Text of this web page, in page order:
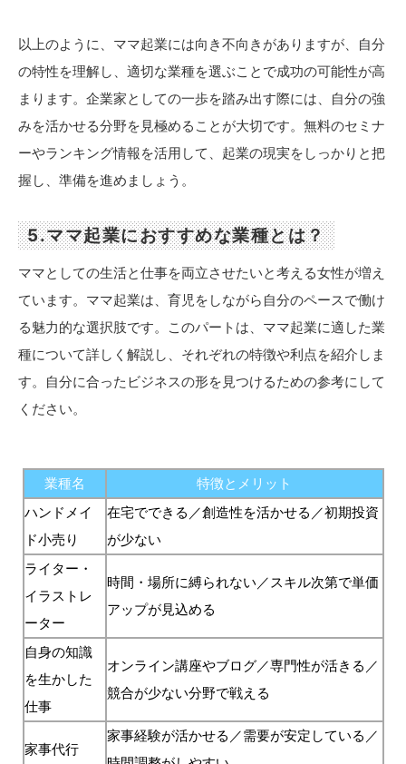
以上のように、ママ起業には向き不向きがありますが、自分
の特性を理解し、適切な業種を選ぶことで成功の可能性が高
まります。企業家としての一歩を踏み出す際には、自分の強
みを活かせる分野を見極めることが大切です。無料のセミナ
ーやランキング情報を活用して、起業の現実をしっかりと把
握し、準備を進めましょう。
5.ママ起業におすすめな業種とは？
ママとしての生活と仕事を両立させたいと考える女性が増え
ています。ママ起業は、育児をしながら自分のペースで働け
る魅力的な選択肢です。このパートは、ママ起業に適した業
種について詳しく解説し、それぞれの特徴や利点を紹介しま
す。自分に合ったビジネスの形を見つけるための参考にして
ください。
業種名
特徴とメリット
ハンドメイ
ド小売り
在宅でできる／創造性を活かせる／初期投資
が少ない
ライター・
イラストレ
ーター
時間・場所に縛られない／スキル次第で単価
アップが見込める
自身の知識
を生かした
仕事
オンライン講座やブログ／専門性が活きる／
競合が少ない分野で戦える
家事代行
家事経験が活かせる／需要が安定している／